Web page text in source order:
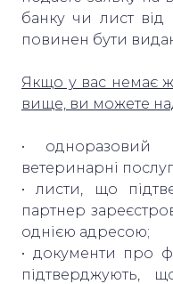
банку чи лист від
повинен бути
Якщо у вас немає
вище, ви можете
• одноразовий
ветеринарні
• листи, що
партнер
однією адресою;
• документи про
підтверджують,